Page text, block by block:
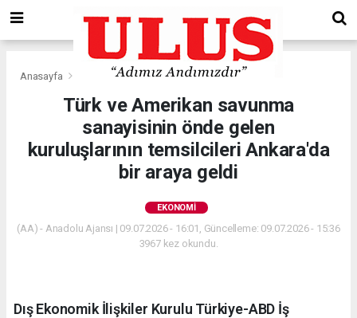
Anasayfa Ekonomi
Türk ve Amerikan savunma
sanayisinin önde gelen
kuruluşlarının temsilcileri Ankara'da
bir araya geldi
EKONOMI
(AA) - Anadolu Ajansı | 09.07.2026 - 16:01, Güncelleme: 09.07.2026 - 15:36
3967 kez okundu.
Dış Ekonomik İlişkiler Kurulu Türkiye-ABD İş